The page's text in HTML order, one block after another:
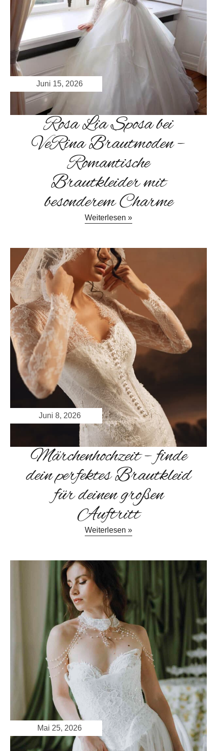
Juni 15, 2026
Rosa Lia Sposa bei
VeRina Brautmoden –
Romantische
Brautkleider mit
besonderem Charme
Weiterlesen »
Juni 8, 2026
Märchenhochzeit – finde
dein perfektes Brautkleid
für deinen großen
Auftritt
Weiterlesen »
Mai 25, 2026